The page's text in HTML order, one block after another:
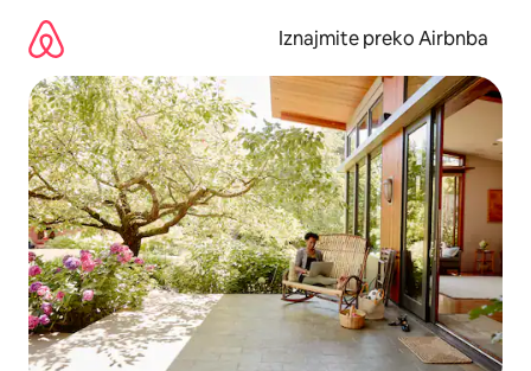
sadržaj
Iznajmite preko Airbnba